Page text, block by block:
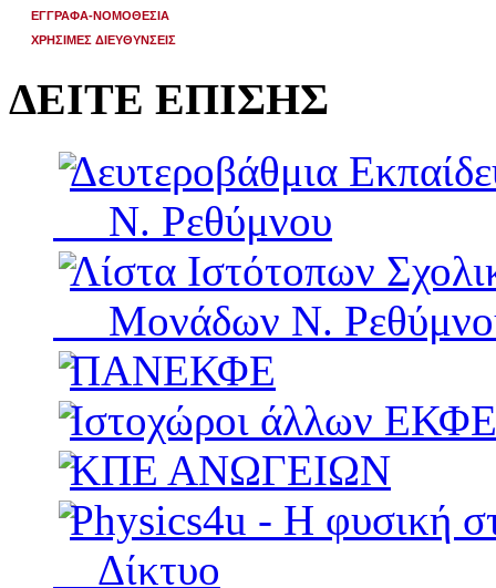
ΕΓΓΡΑΦΑ-ΝΟΜΟΘΕΣΙΑ
ΧΡΗΣΙΜΕΣ ΔΙΕΥΘΥΝΣΕΙΣ
ΔΕΙΤΕ ΕΠΙΣΗΣ
Δευτεροβάθμια
Ν. Ρεθύμνου
Λίστα Ιστότοπων
Μονάδων Ν.
ΠΑΝΕΚΦΕ
Ιστοχώροι άλλων ΕΚΦΕ
ΚΠΕ ΑΝΩΓΕΙΩΝ
Physics4u - Η φυσική
Δίκτυο